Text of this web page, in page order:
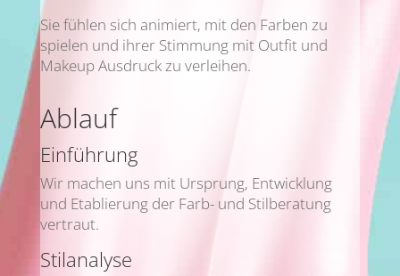
Sie fühlen sich animiert, mit den Farben zu
spielen und ihrer Stimmung mit Outfit und
Makeup Ausdruck zu verleihen.
Ablauf
Einführung
Wir machen uns mit Ursprung, Entwicklung
und Etablierung der Farb- und Stilberatung
vertraut.
Stilanalyse